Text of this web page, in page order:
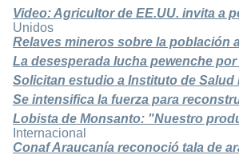
Video: Agricultor de EE.UU. invita a
Unidos
Relaves mineros sobre la población
La desesperada lucha pewenche
Solicitan estudio a Instituto de
Se intensifica la fuerza para
Lobista de Monsanto: "Nuestro
Internacional
Conaf Araucanía reconoció tala de